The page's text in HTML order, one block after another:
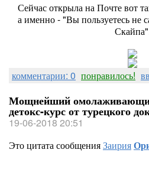
Сейчас открыла на Почте вот
а именно - "Вы пользуетесь не
комментарии: 0 понравилось!
Мощнейший
детокс-курс от турецкого
19-06-2018 20:51
Это цитата сообщенияЗаирия